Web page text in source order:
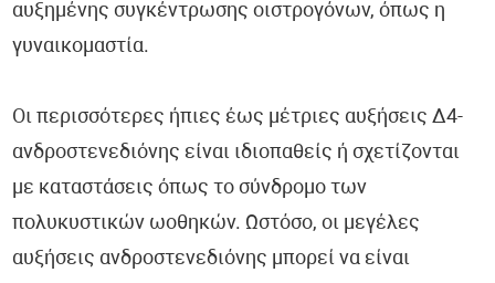
αυξημένης συγκέντρωσης οιστρογόνων, όπως η
γυναικομαστία.
Οι περισσότερες ήπιες έως μέτριες αυξήσεις Δ4-
ανδροστενεδιόνης είναι ιδιοπαθείς ή σχετίζονται
με καταστάσεις όπως το σύνδρομο των
πολυκυστικών ωοθηκών. Ωστόσο, οι μεγέλες
αυξήσεις ανδροστενεδιόνης μπορεί να είναι